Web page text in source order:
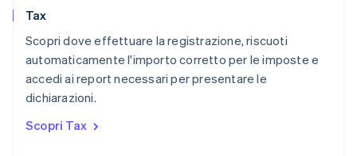
Tax
Scopri dove effettuare la registrazione, riscuoti
automaticamente l'importo corretto per le imposte e
accedi ai report necessari per presentare le
dichiarazioni.
Scopri Tax
English
Portogallo
RAS di Hong Kong, Cina
English简体中文
Regno Unito
English